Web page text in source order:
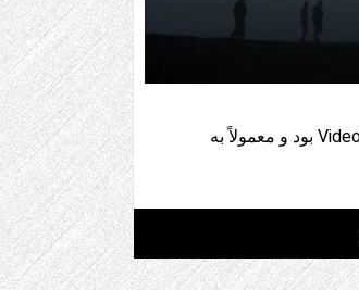
پخش کننده رسانه VLC (که قبلاً VideoLAN Client بود و معمولاً به